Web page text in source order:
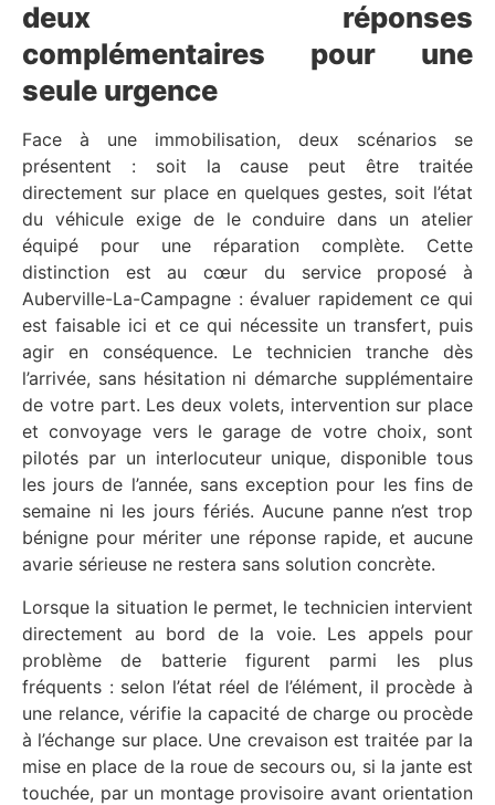
deux réponses
complémentaires pour une
seule urgence
Face à une immobilisation, deux scénarios se
présentent : soit la cause peut être traitée
directement sur place en quelques gestes, soit l’état
du véhicule exige de le conduire dans un atelier
équipé pour une réparation complète. Cette
distinction est au cœur du service proposé à
Auberville-La-Campagne : évaluer rapidement ce qui
est faisable ici et ce qui nécessite un transfert, puis
agir en conséquence. Le technicien tranche dès
l’arrivée, sans hésitation ni démarche supplémentaire
de votre part. Les deux volets, intervention sur place
et convoyage vers le garage de votre choix, sont
pilotés par un interlocuteur unique, disponible tous
les jours de l’année, sans exception pour les fins de
semaine ni les jours fériés. Aucune panne n’est trop
bénigne pour mériter une réponse rapide, et aucune
avarie sérieuse ne restera sans solution concrète.
Lorsque la situation le permet, le technicien intervient
directement au bord de la voie. Les appels pour
problème de batterie figurent parmi les plus
fréquents : selon l’état réel de l’élément, il procède à
une relance, vérifie la capacité de charge ou procède
à l’échange sur place. Une crevaison est traitée par la
mise en place de la roue de secours ou, si la jante est
touchée, par un montage provisoire avant orientation